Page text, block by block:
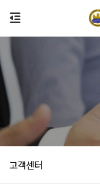
고객센터